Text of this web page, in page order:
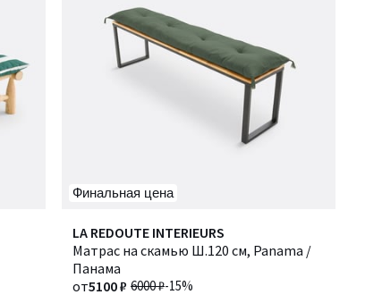
Финальная цена
LA REDOUTE INTERIEURS
Матрас на скамью Ш.120 см, Panama /
Панама
6000 ₽-15%
от5100 ₽
4,2
/ 5
Количество
цветов:
2